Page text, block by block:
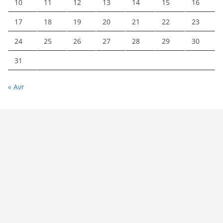
10 11 12 13 14 15 16
17 18 19 20 21 22 23
24 25 26 27 28 29 30
31
« Avr